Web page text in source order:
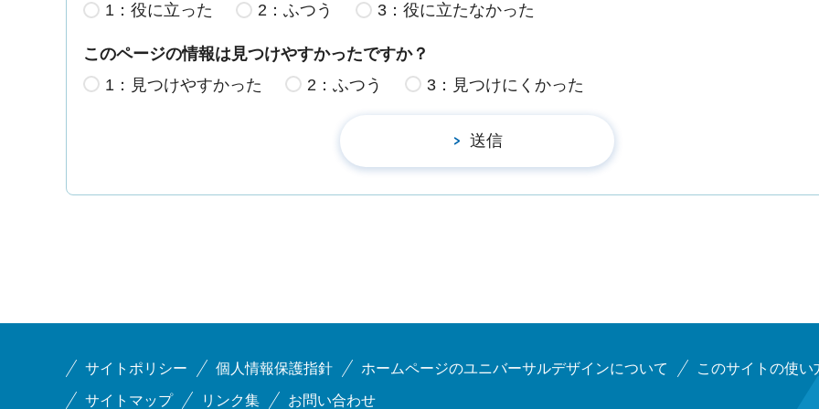
1：役に立った 2：ふつう 3：役に立たなかった
このページの情報は見つけやすかったですか？
1：見つけやすかった
2：ふつう 3：見つけにくかった
サイトポリシー 個人情報保護指針 ホームページのユニバーサルデザインについて このサイトの使い
サイトマップ リンク集 お問い合わせ